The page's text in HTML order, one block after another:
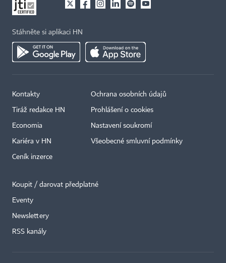
Stáhněte si aplikaci HN
Kontakty
Tiráž redakce HN
Economia
Kariéra v HN
Ceník inzerce
Ochrana osobních údajů
Prohlášení o cookies
Nastavení soukromí
Všeobecné smluvní podmínky
Koupit / darovat předplatné
Eventy
Newslettery
RSS kanály